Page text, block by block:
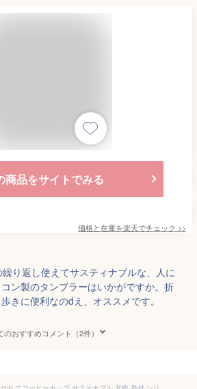
商品をサイトでみる
価格と在庫を楽天でチェック >>
り返し使えてサスティナブルな、人に
ン製のタンブラーはいかがですか。折
きに便利なのdえ、オススメです。
のおすすめコメント（2件）